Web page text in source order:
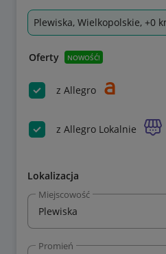
Plewiska, Wielkopolskie, +0
Oferty NOWOŚĆ!
z Allegro
z Allegro Lokalnie
Lokalizacja
Miejscowość
Promień